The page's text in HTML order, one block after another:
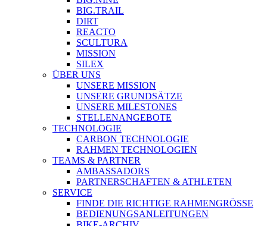
BIG.TRAIL
DIRT
REACTO
SCULTURA
MISSION
SILEX
ÜBER UNS
UNSERE MISSION
UNSERE GRUNDSÄTZE
UNSERE MILESTONES
STELLENANGEBOTE
TECHNOLOGIE
CARBON TECHNOLOGIE
RAHMEN TECHNOLOGIEN
TEAMS & PARTNER
AMBASSADORS
PARTNERSCHAFTEN & ATHLETEN
SERVICE
FINDE DIE RICHTIGE RAHMENGRÖSSE
BEDIENUNGSANLEITUNGEN